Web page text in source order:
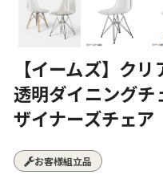
【イームズ】ク
透明ダイニングチ
ザイナーズチェア
お客様組立品